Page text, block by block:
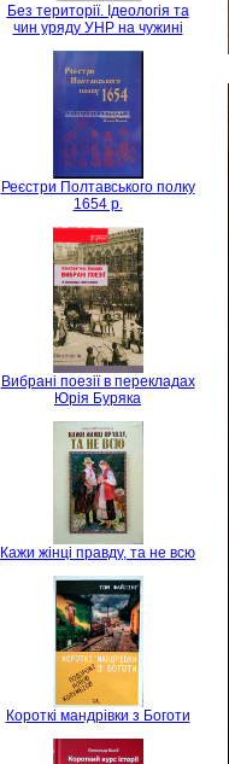
Без території. Ідеологія та
чин уряду УНР на чужині
Реєстри Полтавського полку
1654 р.
Вибрані поезії в перекладах
Юрія Буряка
Кажи жінці правду, та не всю
Короткі мандрівки з Боготи